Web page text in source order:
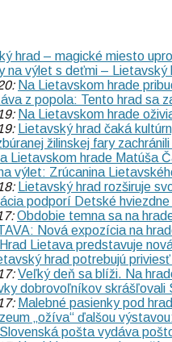
hrad – magické miesto
na výlet s deťmi – Lietavský
Na Lietavskom hrade
z popola: Tento hrad sa
Na Lietavskom hrade
Lietavský hrad čaká
žilinskej fary
Lietavskom hrade Matúša
výlet: Zrúcanina
Lietavský hrad rozširuje
podporí Detské
Obdobie temna sa na
Nová expozícia na
Hrad Lietava predstavuje
hrad potrebujú
Veľký deň sa blíži. Na
dobrovoľníkov skrášľovali
Malebné pasienky pod
„ožíva“ ďalšou
Slovenská pošta vydáva